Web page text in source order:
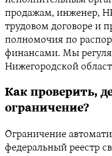
продажам, инженер,
трудовом договоре и
полномочия по
финансами. Мы
Нижегородской
Как проверить,
ограничение?
Ограничение
федеральный реестр